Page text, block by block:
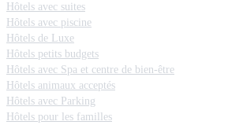
Hôtels avec suites
Hôtels avec piscine
Hôtels de Luxe
Hôtels petits budgets
Hôtels avec Spa et centre de bien-être
Hôtels animaux acceptés
Hôtels avec Parking
Hôtels pour les familles